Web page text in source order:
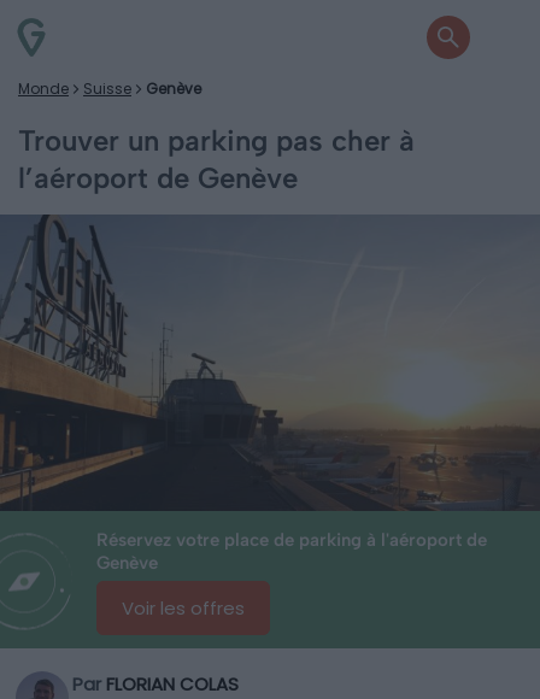
Monde Suisse Genève
Trouver un parking pas cher à
l’aéroport de Genève
Réservez votre place de parking à l'aéroport de
Genève
Voir les offres
Par FLORIAN COLAS